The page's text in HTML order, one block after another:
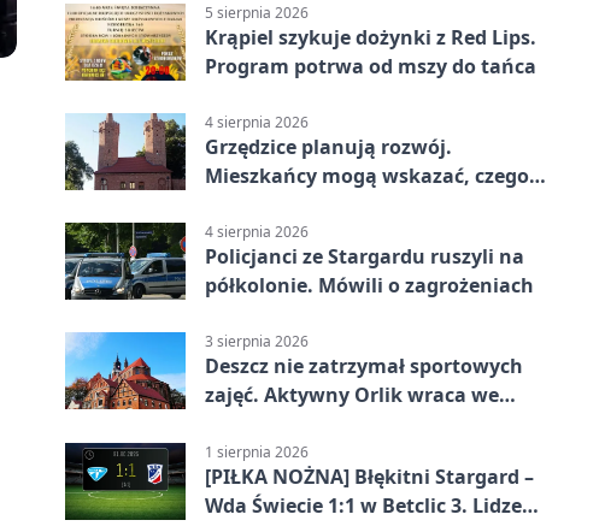
5 sierpnia 2026
Krąpiel szykuje dożynki z Red Lips.
Program potrwa od mszy do tańca
4 sierpnia 2026
Grzędzice planują rozwój.
Mieszkańcy mogą wskazać, czego
4 sierpnia 2026
Policjanci ze Stargardu ruszyli na
półkolonie. Mówili o zagrożeniach
3 sierpnia 2026
Deszcz nie zatrzymał sportowych
zajęć. Aktywny Orlik wraca we
1 sierpnia 2026
[PIŁKA NOŻNA] Błękitni Stargard –
Wda Świecie 1:1 w Betclic 3. Lidze